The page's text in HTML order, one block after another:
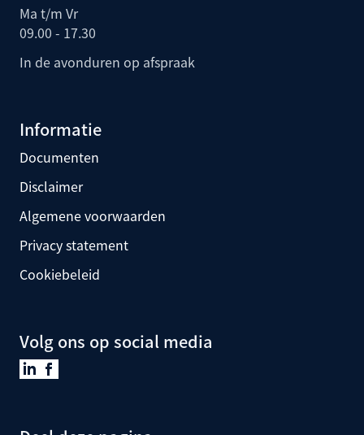
Ma t/m Vr
09.00 - 17.30
In de avonduren op afspraak
Informatie
Documenten
Disclaimer
Algemene voorwaarden
Privacy statement
Cookiebeleid
Volg ons op social media